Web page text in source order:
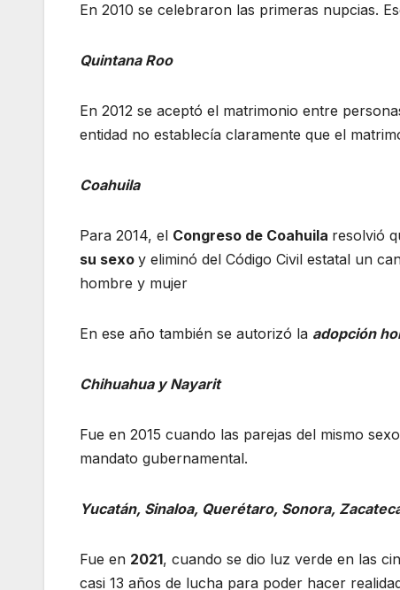
En 2010 se celebraron las primeras nupcias.
Quintana Roo
En 2012 se aceptó el matrimonio entre
entidad no establecía claramente que el
Coahuila
Para 2014, el Congreso de Coahuila resolvió
su sexo y eliminó del Código Civil estatal un
hombre y mujer
En ese año también se autorizó la adopción
Chihuahua y Nayarit
Fue en 2015 cuando las parejas del mismo
mandato gubernamental.
Yucatán, Sinaloa, Querétaro, Sonora,
Fue en 2021, cuando se dio luz verde en las
casi 13 años de lucha para poder hacer